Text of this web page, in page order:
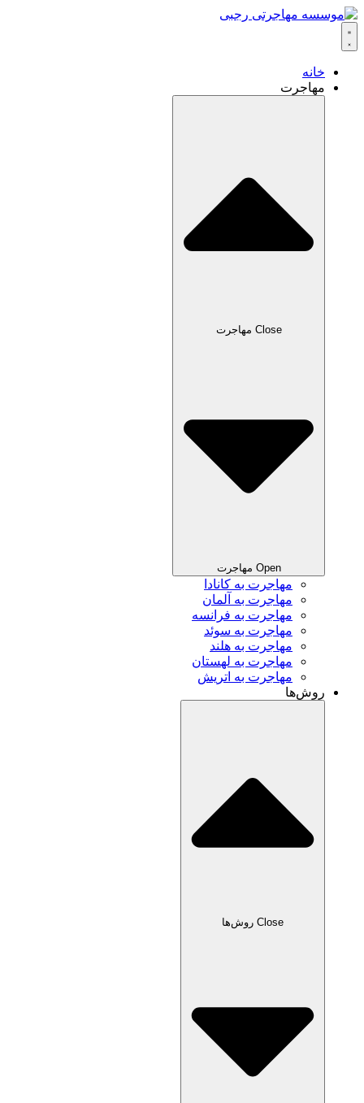
خانه
مهاجرت
Close مهاجرت
Open مهاجرت
مهاجرت به کانادا
مهاجرت به آلمان
مهاجرت به فرانسه
مهاجرت به سوئد
مهاجرت به هلند
مهاجرت به لهستان
مهاجرت به اتریش
روش‌ها
Close روش‌ها